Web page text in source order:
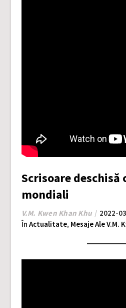
Scrisoare
mondiali
V.M. Kwen Khan Khu
2022-
În Actualitate, Mesaje Ale V.M.